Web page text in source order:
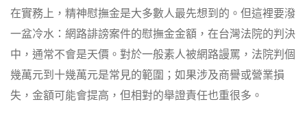
在實務上，精神慰撫金是大多數人最先想到的。但這裡要潑
一盆冷水：網路誹謗案件的慰撫金金額，在台灣法院的判決
中，通常不會是天價。對於一般素人被網路謾罵，法院判個
幾萬元到十幾萬元是常見的範圍；如果涉及商譽或營業損
失，金額可能會提高，但相對的舉證責任也重很多。